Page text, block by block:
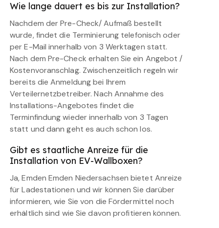
Wie lange dauert es bis zur Installation?
Nachdem der Pre-Check/ Aufmaß bestellt
wurde, findet die Terminierung telefonisch oder
per E-Mail innerhalb von 3 Werktagen statt.
Nach dem Pre-Check erhalten Sie ein Angebot /
Kostenvoranschlag. Zwischenzeitlich regeln wir
bereits die Anmeldung bei Ihrem
Verteilernetzbetreiber. Nach Annahme des
Installations-Angebotes findet die
Terminfindung wieder innerhalb von 3 Tagen
statt und dann geht es auch schon los.
Gibt es staatliche Anreize für die
Installation von EV-Wallboxen?
Ja, Emden Emden Niedersachsen bietet Anreize
für Ladestationen und wir können Sie darüber
informieren, wie Sie von die Fördermittel noch
erhältlich sind wie Sie davon profitieren können.